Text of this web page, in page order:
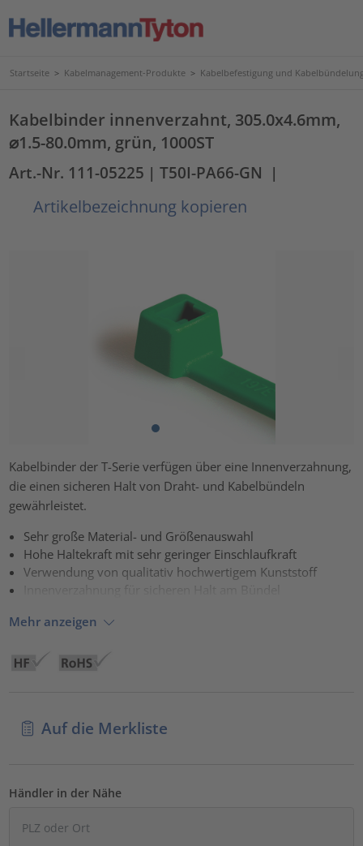
Startseite > Kabelmanagement-Produkte > Kabelbefestigung und
Kabelbinder innenverzahnt, 305.0x4.6mm,
⌀1.5-80.0mm, grün, 1000ST
Art.-Nr. 111-05225 | T50I-PA66-GN |
Artikelbezeichnung kopieren
Kabelbinder der T-Serie verfügen über eine Innenverzahnung,
die einen sicheren Halt von Draht- und Kabelbündeln
gewährleistet.
Sehr große Material- und Größenauswahl
Hohe Haltekraft mit sehr geringer Einschlaufkraft
Verwendung von qualitativ hochwertigem Kunststoff
Innenverzahnung für sicheren Halt am Bündel
Mehr anzeigen
Auf die Merkliste
Händler in der Nähe